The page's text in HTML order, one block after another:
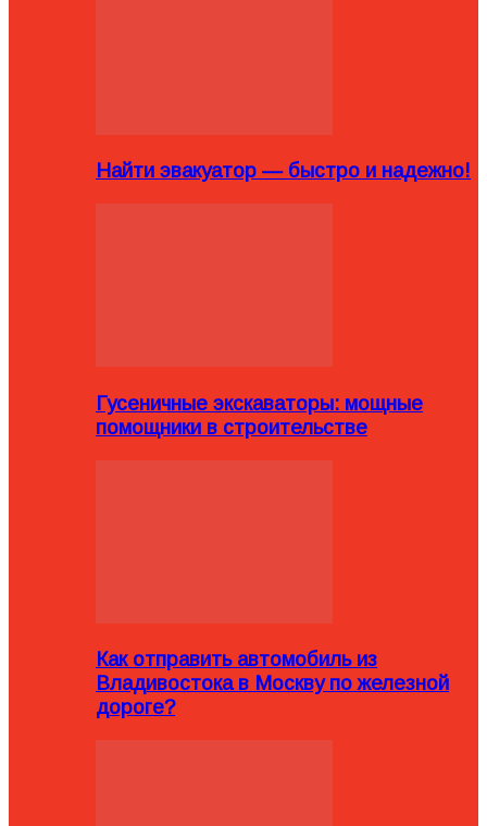
Найти эвакуатор — быстро и надежно!
Гусеничные экскаваторы: мощные
помощники в строительстве
Как отправить автомобиль из
Владивостока в Москву по железной
дороге?